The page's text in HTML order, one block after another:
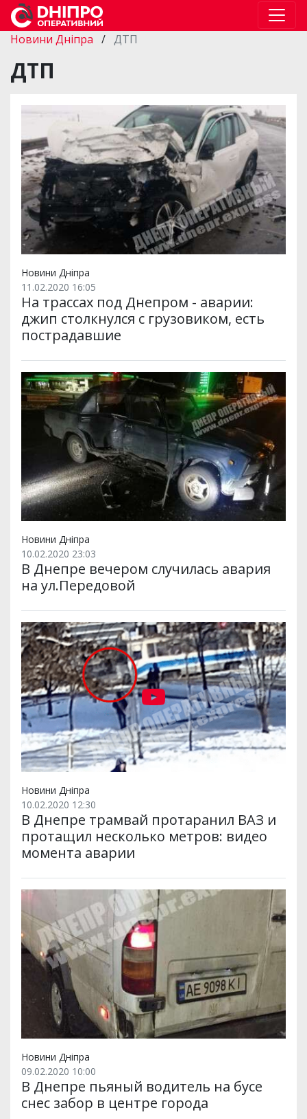
Новини Дніпра / ДТП
ДТП
Новини Дніпра
11.02.2020 16:05
На трассах под Днепром - аварии:
джип столкнулся с грузовиком, есть
пострадавшие
Новини Дніпра
10.02.2020 23:03
В Днепре вечером случилась авария
на ул.Передовой
Новини Дніпра
10.02.2020 12:30
В Днепре трамвай протаранил ВАЗ и
протащил несколько метров: видео
момента аварии
Новини Дніпра
09.02.2020 10:00
В Днепре пьяный водитель на бусе
снес забор в центре города